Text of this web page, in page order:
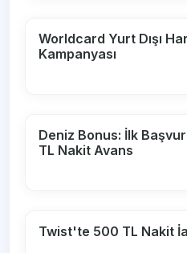
Worldcard Yurt Dışı
Kampanyası
Deniz Bonus: İlk
TL Nakit Avans
Twist'te 500 TL Nakit